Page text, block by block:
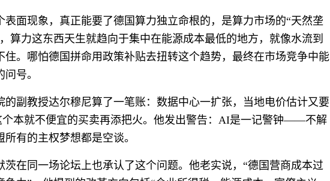
表面现象，真正能要了德国算力独立命根的，是算力市场的“天然垄
算力这东西天生就趋向于集中在能源成本最低的地方，就像水流到
住。哪怕德国拼命用政策补贴去扭转这个趋势，最终在市场竞争中能
号。
的副教授达尔穆尼算了一笔账：数据中心一扩张，当地电价估计又要
个本就不便宜的买卖再添把火。他发出警告：AI是一记警钟——不解
有的主权梦想都是空谈。
茨在同一场论坛上也承认了这个问题。他老实说，“德国营商成本过